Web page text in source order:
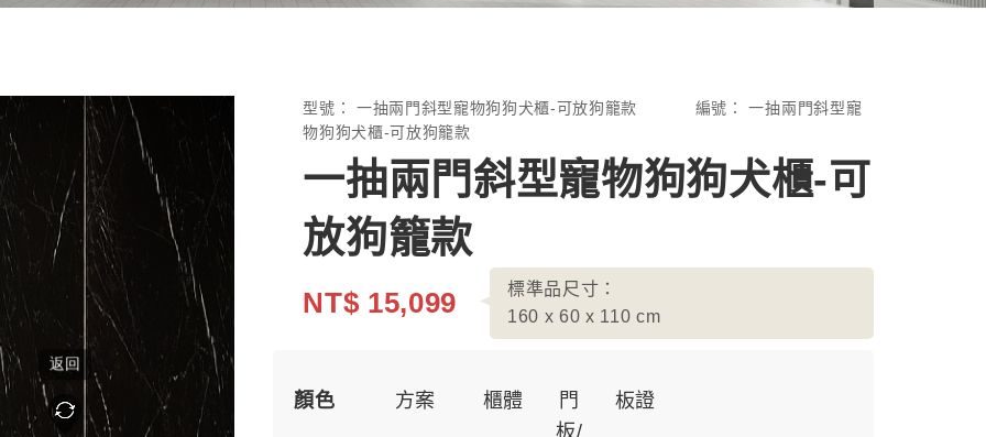
型號： 一抽兩門斜型寵物狗狗犬櫃-可放狗籠款 編號：一抽兩門斜型寵
物狗狗犬櫃-可放狗籠款
一抽兩門斜型寵物狗狗犬櫃-可
放狗籠款
NT$ 15,099
標準品尺寸：
160 x 60 x 110cm
顏色 方案 櫃體
門
板/
板證